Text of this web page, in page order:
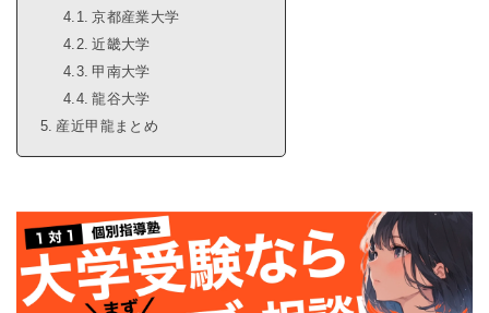
京都産業大学
近畿大学
甲南大学
龍谷大学
産近甲龍まとめ